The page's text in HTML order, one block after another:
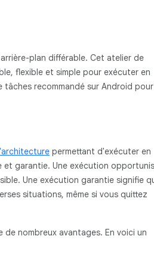
plan différable. Cet atelier de
flexible et simple pour exécuter en
recommandé sur Android
permettant d'exécuter en
et garantie. Une exécution
Une exécution garantie signifie
situations, même si vous quittez
nombreux avantages. En voici un